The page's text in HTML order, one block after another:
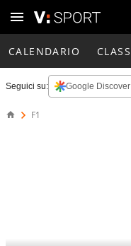
CALENDARIO
Seguici su: Google Discover
F1